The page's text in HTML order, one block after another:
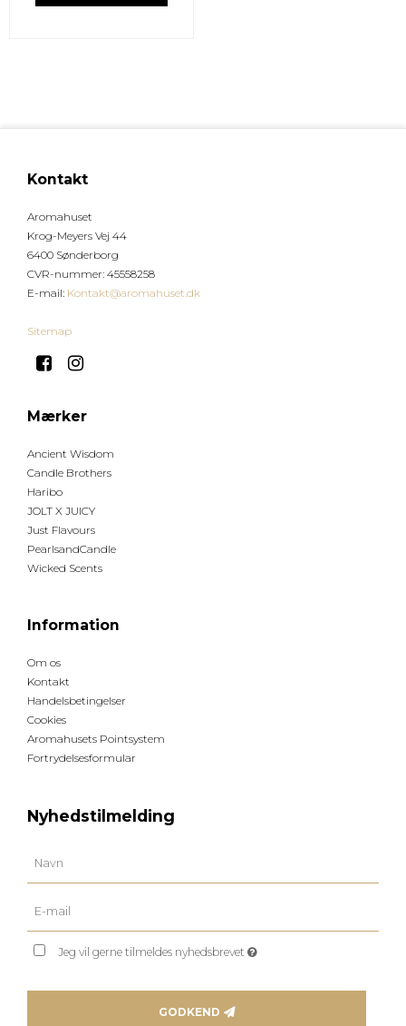
Kontakt
Aromahuset
Krog-Meyers Vej 44
6400 Sønderborg
CVR-nummer: 45558258
E-mail: Kontakt@aromahuset.dk
Sitemap
Mærker
Ancient Wisdom
Candle Brothers
Haribo
JOLT X JUICY
Just Flavours
PearlsandCandle
Wicked Scents
Information
Om os
Kontakt
Handelsbetingelser
Cookies
Aromahusets Pointsystem
Fortrydelsesformular
Nyhedstilmelding
Jeg vil gerne tilmeldes nyhedsbrevet
GODKEND